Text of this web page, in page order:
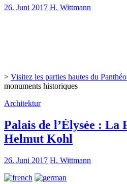
26. Juni 2017 H. Wittmann
> Visitez les parties hautes du
monuments historiques
Architektur
Palais de l’Élysée : La
Helmut Kohl
26. Juni 2017 H. Wittmann